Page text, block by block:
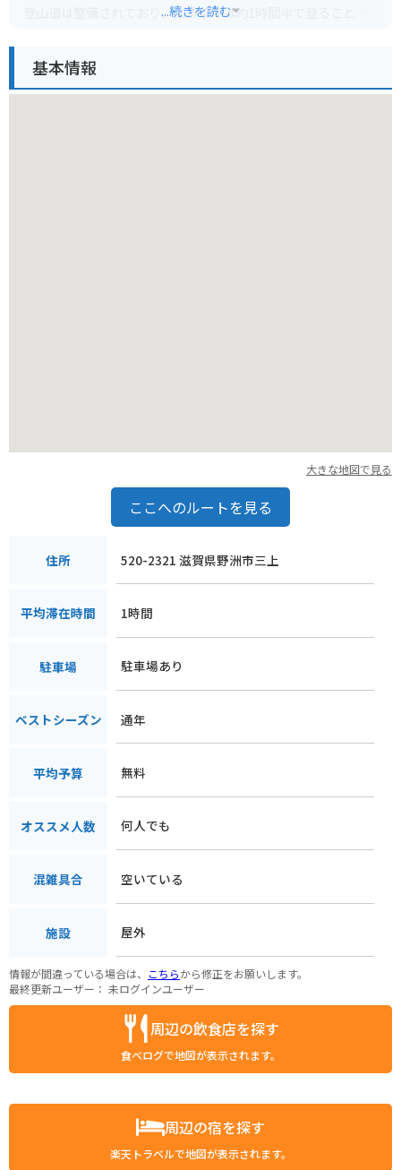
登山道は整備されており、山頂までは約1時間半で登ることが
があり、歴史を感じることができます。
...続きを読む
基本情報
大きな地図で見る
ここへのルートを見る
住所 520-2321 滋賀県野洲市三上
平均滞在時間 1時間
駐車場 駐車場あり
ベストシーズン 通年
平均予算 無料
オススメ人数 何人でも
混雑具合 空いている
施設 屋外
情報が間違っている場合は、 こちらから修正をお願いします。
最終更新ユーザー： 未ログインユーザー
周辺の飲食店を探す
食べログで地図が表示されます。
周辺の宿を探す
楽天トラベルで地図が表示されます。